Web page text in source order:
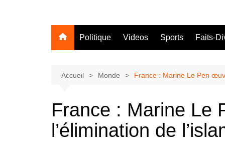
Politique Videos Sports Faits-
Accueil Monde France : Marine Le Pen
France : Marine Le
l’élimination de